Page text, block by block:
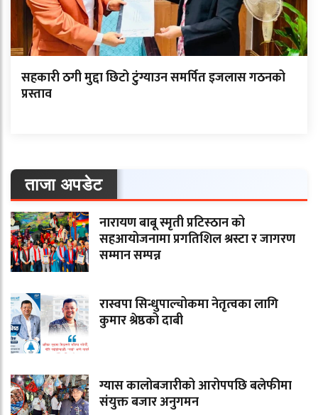
सहकारी ठगी मुद्दा छिटो टुंग्याउन समर्पित इजलास गठनको
प्रस्ताव
ताजा अपडेट
नारायण बाबू स्मृती प्रटिस्ठान को
सहआयोजनामा प्रगतिशिल श्रस्टा र जागरण
सम्मान सम्पन्न
रास्वपा सिन्धुपाल्चोकमा नेतृत्वका लागि
कुमार श्रेष्ठको दाबी
ग्यास कालोबजारीको आरोपपछि बलेफीमा
संयुक्त बजार अनुगमन